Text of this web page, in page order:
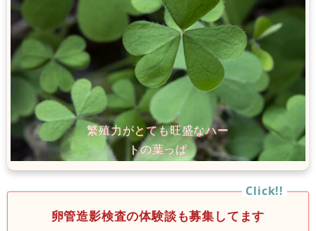
卵管造影検査の体験談も募集してます